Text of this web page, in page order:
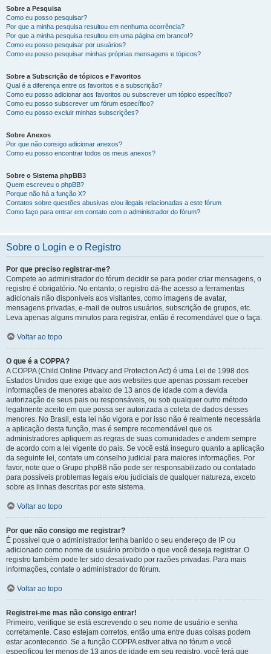
Sobre a Pesquisa
Como eu posso pesquisar?
Por que a minha pesquisa resultou em nenhuma ocorrência?
Por que a minha pesquisa resultou em uma página em branco!?
Como eu posso pesquisar por usuários?
Como eu posso pesquisar minhas próprias mensagens e tópicos?
Sobre a Subscrição de tópicos e Favoritos
Qual é a diferença entre os favoritos e a subscrição?
Como eu posso adicionar aos favoritos ou subscrever um tópico específico?
Como eu posso subscrever um fórum específico?
Como eu posso excluir minhas subscrições?
Sobre Anexos
Por que não consigo adicionar anexos?
Como eu posso encontrar todos os meus anexos?
Sobre o Sistema phpBB3
Quem escreveu o phpBB?
Porque não há a função X?
Contatos sobre questões abusivas e/ou ilegais relacionadas a este fórum
Como faço para entrar em contato com o administrador do fórum?
Sobre o Login e o Registro
Por que preciso registrar-me?
Compete ao administrador do fórum decidir se para poder criar mensagens, o
registro é obrigatório. No entanto; o registro dá-lhe acesso a ferramentas
adicionais não disponíveis aos visitantes, como imagens de avatar,
mensagens privadas, e-mail de outros usuários, subscrição de grupos, etc.
Leva apenas alguns minutos para registrar, então é recomendável que o faça.
Voltar ao topo
O que é a COPPA?
A COPPA (Child Online Privacy and Protection Act) é uma Lei de 1998 dos
Estados Unidos que exige que aos websites que apenas possam receber
informações de menores abaixo de 13 anos de idade com a devida
autorização de seus pais ou responsáveis, ou sob qualquer outro método
legalmente aceito em que possa ser autorizada a coleta de dados desses
menores. No Brasil, esta lei não vigora e por isso não é realmente necessária
a aplicação desta função, mas é sempre recomendável que os
administradores apliquem as regras de suas comunidades e andem sempre
de acordo com a lei vigente do país. Se você está inseguro quanto a aplicação
da seguinte lei, contate um conselho judicial para maiores informações. Por
favor, note que o Grupo phpBB não pode ser responsabilizado ou contatado
para possíveis problemas legais e/ou judiciais de qualquer natureza, exceto
sobre as linhas descritas por este sistema.
Voltar ao topo
Por que não consigo me registrar?
É possível que o administrador tenha banido o seu endereço de IP ou
adicionado como nome de usuário proibido o que você deseja registrar. O
registro também pode ter sido desativado por razões privadas. Para mais
informações, contate o administrador do fórum.
Voltar ao topo
Registrei-me mas não consigo entrar!
Primeiro, verifique se está escrevendo o seu nome de usuário e senha
corretamente. Caso estejam corretos, então uma entre duas coisas podem
estar acontecendo. Se a função COPPA estiver ativa no fórum e você
especificou ter menos de 13 anos de idade em seu registro, você terá que